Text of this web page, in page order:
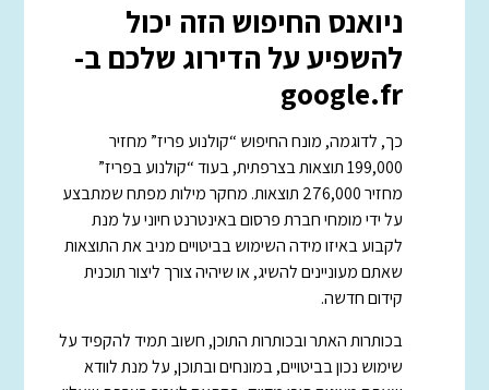
ניואנס החיפוש הזה יכול
להשפיע על הדירוג שלכם ב-
google.fr
כך, לדוגמה, מונח החיפוש “קולנוע פריז” מחזיר
199,000 תוצאות בצרפתית, בעוד “קולנוע בפריז”
מחזיר 276,000 תוצאות. מחקר מילות מפתח שמתבצע
על ידי מומחי חברת פרסום באינטרנט חיוני על מנת
לקבוע באיזו מידה השימוש בביטויים מניב את התוצאות
שאתם מעוניינים להשיג, או שיהיה צורך ליצור תוכנית
קידום חדשה.
בכותרות האתר ובכותרות התוכן, חשוב תמיד להקפיד על
שימוש נכון בביטויים, במונחים ובתוכן, על מנת לוודא